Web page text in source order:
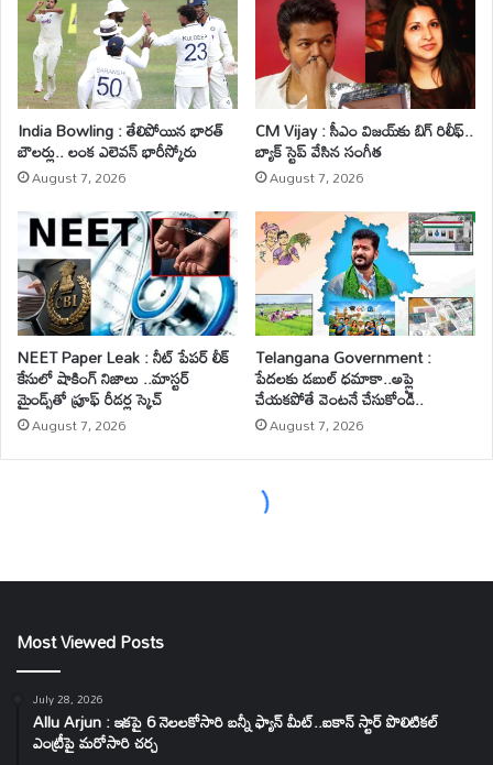
Most Viewed Posts
July 28, 2026
Allu Arjun : ఇకపై 6 నెలలకోసారి బన్నీ ఫ్యాన్ మీట్..ఐకాన్ స్టార్ పొలిటికల్
ఎంట్రీపై మరోసారి చర్చ